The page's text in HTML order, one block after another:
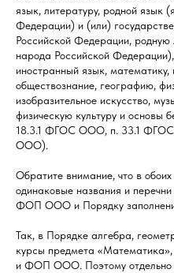
язык, литературу, родной язык
Федерации) и (или)
Российской Федерации, родную
народа Российской
иностранный язык,
обществознание, географию,
изобразительное искусство,
физическую культуру и основы
18.3.1 ФГОС ООО, п. 33.1
ООО).
Обратите внимание, что в
одинаковые названия и
ФОП ООО и Порядку
Так, в Порядке алгебра,
курсы предмета
и ФОП ООО. Поэтому отдельно